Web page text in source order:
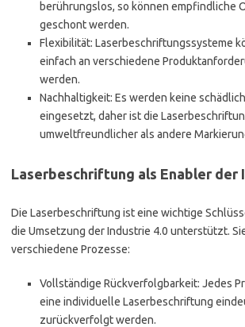
berührungslos, so können empfindliche
geschont werden.
Flexibilität: Laserbeschriftungssysteme
einfach an verschiedene
werden.
Nachhaltigkeit: Es werden keine
eingesetzt, daher ist die
umweltfreundlicher als andere
Laserbeschriftung als Enabler der
Die Laserbeschriftung ist eine wichtige
die Umsetzung der Industrie 4.0 unterstützt.
verschiedene Prozesse:
Vollständige Rückverfolgbarkeit: Jedes
eine individuelle Laserbeschriftung
zurückverfolgt werden.